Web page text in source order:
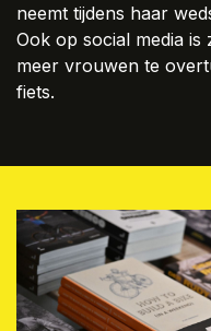
neemt tijdens haar
Ook op social media
meer vrouwen te
fiets.